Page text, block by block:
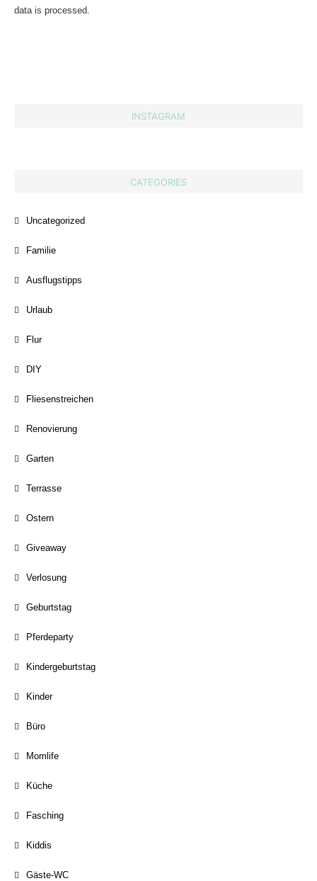
data is processed.
INSTAGRAM
CATEGORIES
Uncategorized
Familie
Ausflugstipps
Urlaub
Flur
DIY
Fliesenstreichen
Renovierung
Garten
Terrasse
Ostern
Giveaway
Verlosung
Geburtstag
Pferdeparty
Kindergeburtstag
Kinder
Büro
Momlife
Küche
Fasching
Kiddis
Gäste-WC